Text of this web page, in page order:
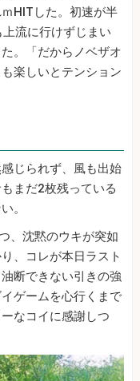
HITした。初速が半
流に行けずじまい
。「だからノベザオ
楽しいとテンション
じられず、風も出始
まだ2枚残っている
。
、沈黙のウキが突如
、コレが本日ラスト
断できない引きの強
ゲームを心行くまで
なコイに感謝しつ